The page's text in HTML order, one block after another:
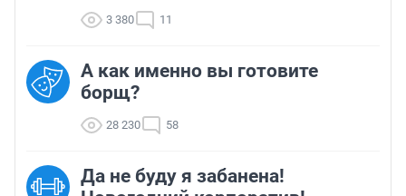
3 380 11
А как именно вы готовите
борщ?
28 230 58
Да не буду я забанена!